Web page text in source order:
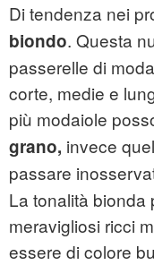
Di tendenza nei
biondo. Questa
passerelle di
corte, medie e
più modaiole
grano, invece
passare
La tonalità bionda
meravigliosi ricci
essere di colore